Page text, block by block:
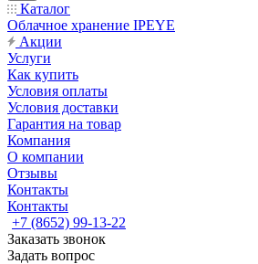
Каталог
Облачное хранение IPEYE
Акции
Услуги
Как купить
Условия оплаты
Условия доставки
Гарантия на товар
Компания
О компании
Отзывы
Контакты
Контакты
+7 (8652) 99-13-22
Заказать звонок
Задать вопрос